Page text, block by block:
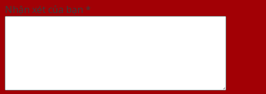
Nhận xét của bạn *